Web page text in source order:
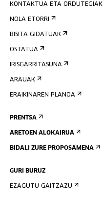
KONTAKTUA ETA ORDUTEGIAK
NOLA ETORRI
BISITA GIDATUAK
OSTATUA
IRISGARRITASUNA
ARAUAK
ERAIKINAREN PLANOA
PRENTSA
ARETOEN ALOKAIRUA
BIDALI ZURE PROPOSAMENA
GURI BURUZ
EZAGUTU GAITZAZU